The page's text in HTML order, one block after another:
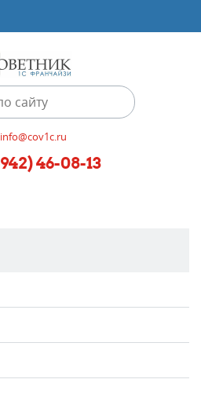
info@cov1c.ru
46-08-13